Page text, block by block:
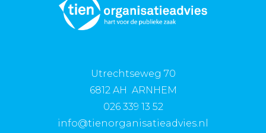
Utrechtseweg 70
6812 AH ARNHEM
026 339 13 52
info@tienorganisatieadvies.nl